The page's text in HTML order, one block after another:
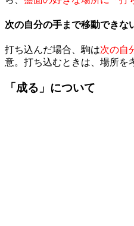
次の自分の手まで移動できな
打ち込んだ場合、駒は次の自
意。打ち込むときは、場所を
「成る」について